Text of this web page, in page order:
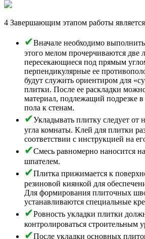
4 Завершающим этапом работы
Вначале необходимо
этого мелом прочерчиваются две
пересекающиеся под прямым
перпендикулярные ее
будут служить ориентиром для
плитки. После ее раскладки
материал, подлежащий подрезке
пола к стенам.
Укладывать плитку следует от
угла комнаты. Клей для плитки
соответствии с инструкцией на
Смесь равномерно наносится
шпателем.
Плитка прижимается к
резиновой киянкой для
Для формирования плиточных
устанавливаются специальные
Ровность укладки плитки
контролироваться строительным
После укладки основных